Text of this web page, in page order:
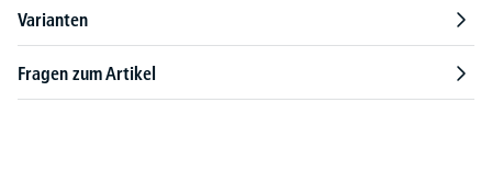
Varianten
Fragen zum Artikel